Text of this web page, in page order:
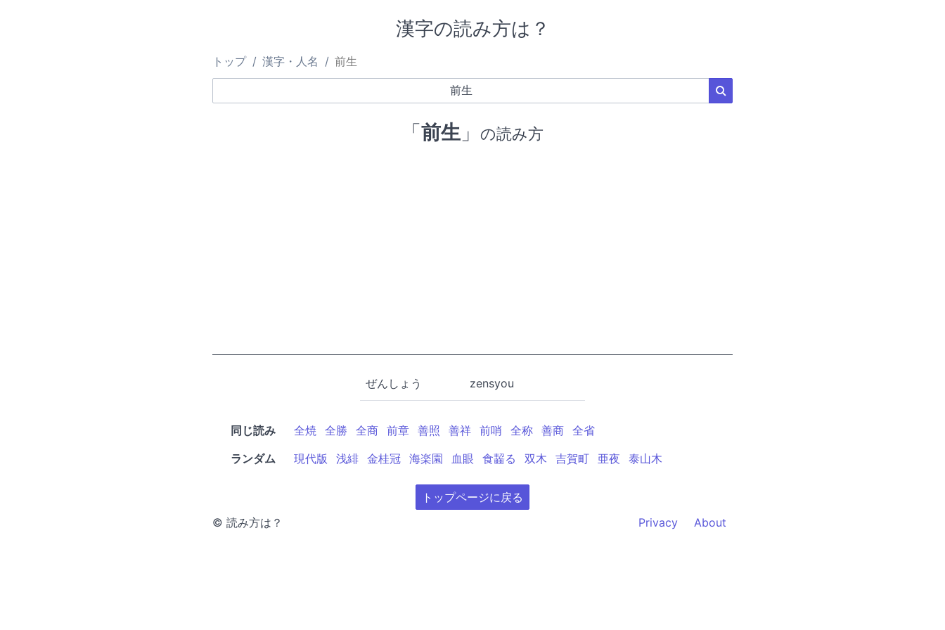
漢字の読み方は？
トップ 漢字・人名 前生
「前生 」 の読み方
ぜんしょう zensyou
同じ読み 全焼 全勝 全商 前章 善照 善祥 前哨 全称 善商 全省
ランダム
現代版 浅緋 金桂冠 海楽園 血眼 食齧る 双木 吉賀町 亜夜 泰山木
トップページに戻る
© 読み方は？
Privacy About